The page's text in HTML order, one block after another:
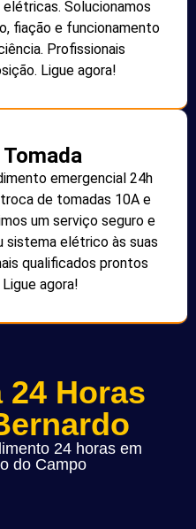
Solucionamos
fiação e funcionamento
Profissionais
Ligue agora!
emergencial 24h
de tomadas 10A e
um serviço seguro e
sistema elétrico às suas
qualificados prontos
agora!
Horas
24 horas em
do Campo